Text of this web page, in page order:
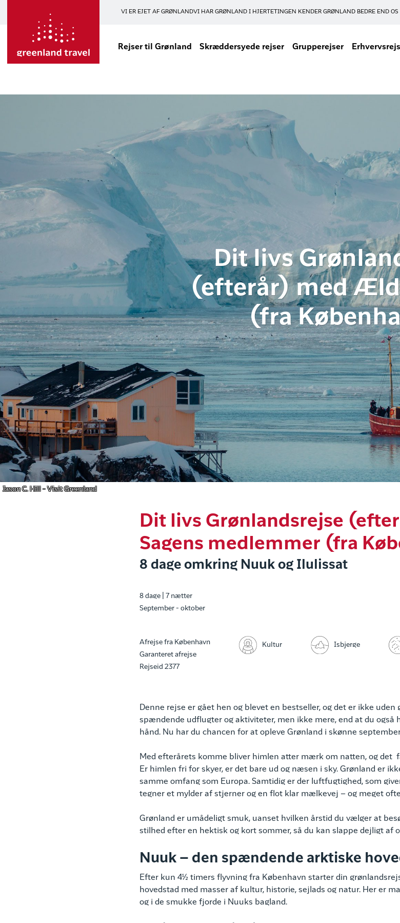
VI ER EJET AF GRØNLANDVI HAR GRØNLAND I HJERTET INGEN KENDER GRØNLAND BEDRE END OS
Rejser til Grønland Skræddersyede rejser Grupperejser
Dit livs
(efterår) med
(fra
Jason C. Hill - Visit Greenland
Dit livs Grønlandsrejse
Sagens medlemmer (fra
8 dage omkring Nuuk og Ilulissat
8 dage | 7 nætter
September - oktober
Afrejse fra København
Garanteret afrejse
Rejseid 2377
Kultur Isbjerge
Denne rejse er gået hen og blevet en bestseller, og det er ikke uden
spændende udflugter og aktiviteter, men ikke mere, end at du også
hånd. Nu har du chancen for at opleve Grønland i skønne
Med efterårets komme bliver himlen atter mærk om natten, og det
Er himlen fri for skyer, er det bare ud og næsen i sky. Grønland er
samme omfang som Europa. Samtidig er der luftfugtighed, som
tegner et mylder af stjerner og en flot klar mælkevej – og meget
Grønland er umådeligt smuk, uanset hvilken årstid du vælger at
stilhed efter en hektisk og kort sommer, så du kan slappe dejligt af
Nuuk – den spændende arktiske
Efter kun 4½ timers flyvning fra København starter din
hovedstad med masser af kultur, historie, sejlads og natur. Her er
og i de smukke fjorde i Nuuks bagland.